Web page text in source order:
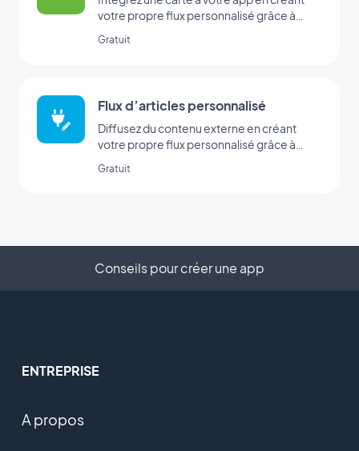
votre propre flux personnalisé grâce à
Gratuit
Flux d’articles personnalisé
Diffusez du contenu externe en créant
votre propre flux personnalisé grâce à
Gratuit
Conseils pour créer une app
ENTREPRISE
A propos